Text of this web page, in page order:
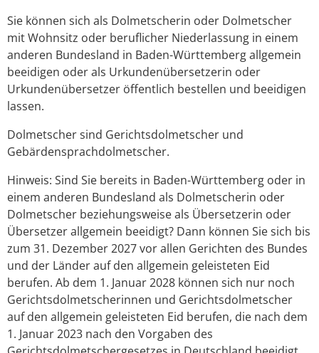
Sie können sich als Dolmetscherin oder Dolmetscher
mit Wohnsitz oder beruflicher Niederlassung in einem
anderen Bundesland in Baden-Württemberg allgemein
beeidigen oder als Urkundenübersetzerin oder
Urkundenübersetzer öffentlich bestellen und beeidigen
lassen.
Dolmetscher sind Gerichtsdolmetscher und
Gebärdensprachdolmetscher.
Hinweis: Sind Sie bereits in Baden-Württemberg oder in
einem anderen Bundesland als Dolmetscherin oder
Dolmetscher beziehungsweise als Übersetzerin oder
Übersetzer allgemein beeidigt? Dann können Sie sich bis
zum 31. Dezember 2027 vor allen Gerichten des Bundes
und der Länder auf den allgemein geleisteten Eid
berufen. Ab dem 1. Januar 2028 können sich nur noch
Gerichtsdolmetscherinnen und Gerichtsdolmetscher
auf den allgemein geleisteten Eid berufen, die nach dem
1. Januar 2023 nach den Vorgaben des